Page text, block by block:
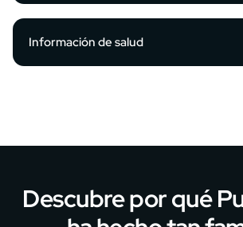
Información de salud
Descubre por qué